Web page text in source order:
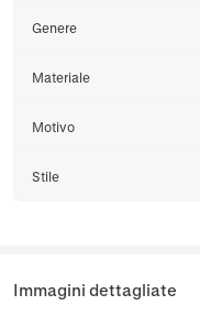
Genere
Materiale
Motivo
Stile
Immagini dettagliate